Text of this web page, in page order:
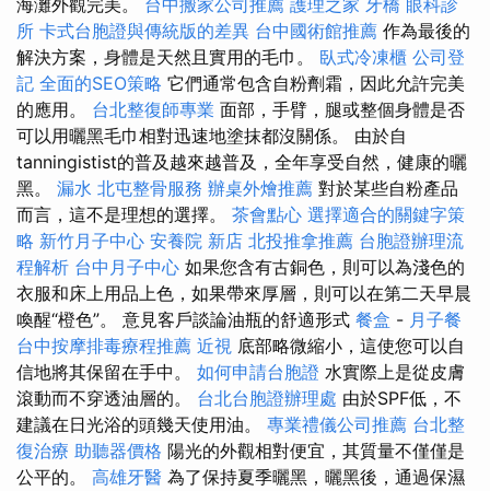
海灘外觀完美。 台中搬家公司推薦 護理之家 牙橋 眼科診
所 卡式台胞證與傳統版的差異 台中國術館推薦 作為最後的
解決方案，身體是天然且實用的毛巾。 臥式冷凍櫃 公司登
記 全面的SEO策略 它們通常包含自粉劑霜，因此允許完美
的應用。 台北整復師專業 面部，手臂，腿或整個身體是否
可以用曬黑毛巾相對迅速地塗抹都沒關係。 由於自
tanningistist的普及越來越普及，全年享受自然，健康的曬
黑。 漏水 北屯整骨服務 辦桌外燴推薦 對於某些自粉產品
而言，這不是理想的選擇。 茶會點心 選擇適合的關鍵字策
略 新竹月子中心 安養院 新店 北投推拿推薦 台胞證辦理流
程解析 台中月子中心 如果您含有古銅色，則可以為淺色的
衣服和床上用品上色，如果帶來厚層，則可以在第二天早晨
喚醒“橙色”。 意見客戶談論油瓶的舒適形式 餐盒 - 月子餐
台中按摩排毒療程推薦 近視 底部略微縮小，這使您可以自
信地將其保留在手中。 如何申請台胞證 水實際上是從皮膚
滾動而不穿透油層的。 台北台胞證辦理處 由於SPF低，不
建議在日光浴的頭幾天使用油。 專業禮儀公司推薦 台北整
復治療 助聽器價格 陽光的外觀相對便宜，其質量不僅僅是
公平的。 高雄牙醫 為了保持夏季曬黑，曬黑後，通過保濕